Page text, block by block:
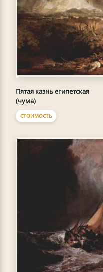
Пятая казнь египетская
(чума)
СТОИМОСТЬ